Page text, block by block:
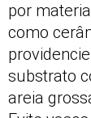
por
como
substrato
areia